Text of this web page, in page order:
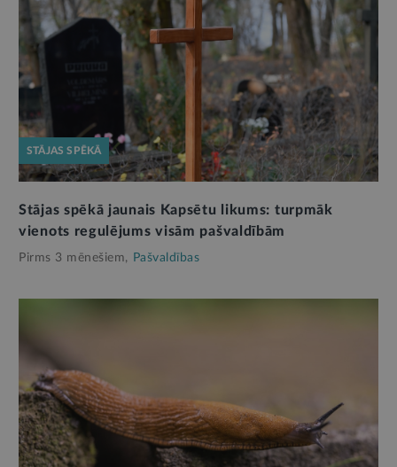
STĀJAS SPĒKĀ
Stājas spēkā jaunais Kapsētu likums: turpmāk
vienots regulējums visām pašvaldībām
Pirms 3 mēnešiem, Pašvaldības